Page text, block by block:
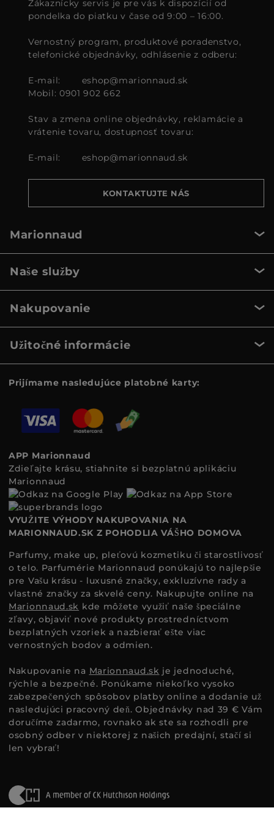
Zákaznícky servis je pre vás k dispozícií od
pondelka do piatku v čase od 9:00 – 16:00.
Vernostný program, produktové poradenstvo,
telefonické objednávky, odhlásenie z odberu:
E-mail:
eshop@marionnaud.sk
Mobil: 0901 902 662
Stav a zmena online objednávky, reklamácie a
vrátenie tovaru, dostupnosť tovaru:
E-mail: eshop@marionnaud.sk
KONTAKTUJTE NÁS
Marionnaud
Naše služby
Nakupovanie
Užitočné informácie
Prijímame nasledujúce platobné karty:
APP Marionnaud
Zdieľajte krásu, stiahnite si bezplatnú aplikáciu
Marionnaud
VYUŽITE VÝHODY NAKUPOVANIA NA
MARIONNAUD.SK Z POHODLIA VÁŠHO DOMOVA
Parfumy, make up, pleťovú kozmetiku či starostlivosť
o telo. Parfumérie Marionnaud ponúkajú to najlepšie
pre Vašu krásu - luxusné značky, exkluzívne rady a
vlastné značky za skvelé ceny. Nakupujte online na
Marionnaud.sk kde môžete využiť naše špeciálne
zľavy, objaviť nové produkty prostredníctvom
bezplatných vzoriek a nazbierať ešte viac
vernostných bodov a odmien.
Nakupovanie na Marionnaud.sk je jednoduché,
rýchle a bezpečné. Ponúkame niekoľko vysoko
zabezpečených spôsobov platby online a dodanie už
nasledujúci pracovný deň. Objednávky nad 39 € Vám
doručíme zadarmo, rovnako ak ste sa rozhodli pre
osobný odber v niektorej z našich predajní, stačí si
len vybrať!